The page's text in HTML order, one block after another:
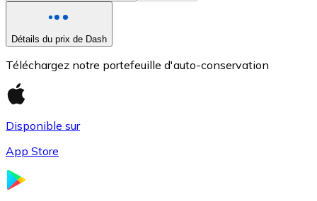
Détails du prix de Dash
Téléchargez notre portefeuille d'auto-conservation
Disponible sur
App Store